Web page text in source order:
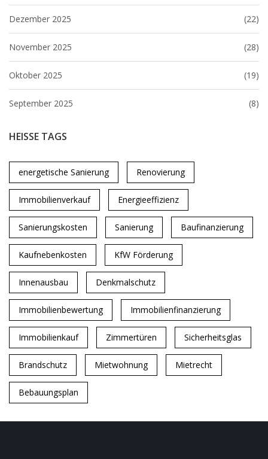
Dezember 2025 (22)
November 2025 (28)
Oktober 2025 (19)
September 2025 (8)
HEISSE TAGS
energetische Sanierung Renovierung
Immobilienverkauf Energieeffizienz
Sanierungskosten Sanierung Baufinanzierung
Kaufnebenkosten KfW Förderung
Innenausbau Denkmalschutz
Immobilienbewertung Immobilienfinanzierung
Immobilienkauf Zimmertüren Sicherheitsglas
Brandschutz Mietwohnung Mietrecht
Bebauungsplan